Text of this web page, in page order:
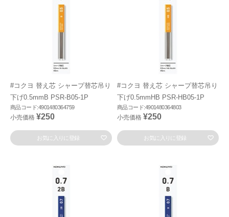
#コクヨ 替え芯 シャープ替芯吊り
下げ0.5mmB PSR-B05-1P
商品コード:4901480364759
小売価格 ¥250
お気に入りに登録
#コクヨ 替え芯 シャープ替芯吊り
下げ0.5mmHB PSR-HB05-1P
商品コード:4901480364803
小売価格 ¥250
お気に入りに登録